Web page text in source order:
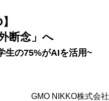
断念」へ
生の75%がAIを活用~
GMO NIKKO株式会社